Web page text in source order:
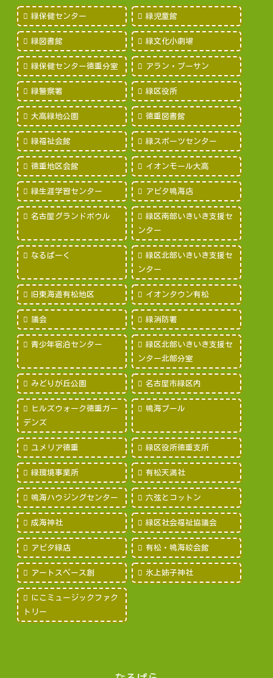
緑保健センター 緑児童館
緑図書館 緑文化小劇場
緑保健センター徳重分室 アラン・プーサン
緑警察署 緑区役所
大高緑地公園 徳重図書館
緑福祉会館 緑スポーツセンター
徳重地区会館 イオンモール大高
緑生涯学習センター アピタ鳴海店
名古屋グランドボウル
緑区南部いきいき支援セ
ンター
なるぱーく
緑区北部いきいき支援セ
ンター
旧東海道有松地区 イオンタウン有松
議会 緑消防署
青少年宿泊センター
緑区北部いきいき支援セ
ンター北部分室
みどりが丘公園 名古屋市緑区内
ヒルズウォーク徳重ガー
デンズ
鳴海プール
ユメリア徳重 緑区役所徳重支所
緑環境事業所 有松天満社
鳴海ハウジングセンター 六弦とコットン
成海神社 緑区社会福祉協議会
アピタ緑店 有松・鳴海絞会館
アートスペース創 氷上姉子神社
にこミュージックファク
トリー